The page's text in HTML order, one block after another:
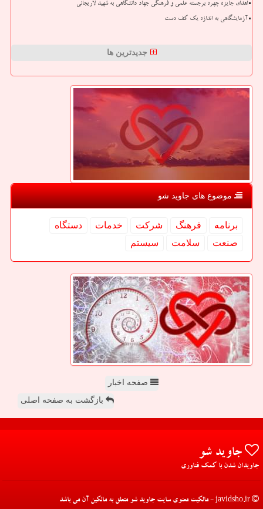
اهدای جایزه چهره برجسته علمی و فرهنگی جهاد دانشگاهی به شهید لاریجانی
آزمایشگاهی به اندازه یک کف دست
جدیدترین ها
موضوع های جاوید شو
برنامه فرهنگ شركت خدمات
دستگاه
صنعت
سلامت سیستم
صفحه اخبار
بازگشت به صفحه اصلی
جاوید شو
جاویدان شدن با کمک فناوری